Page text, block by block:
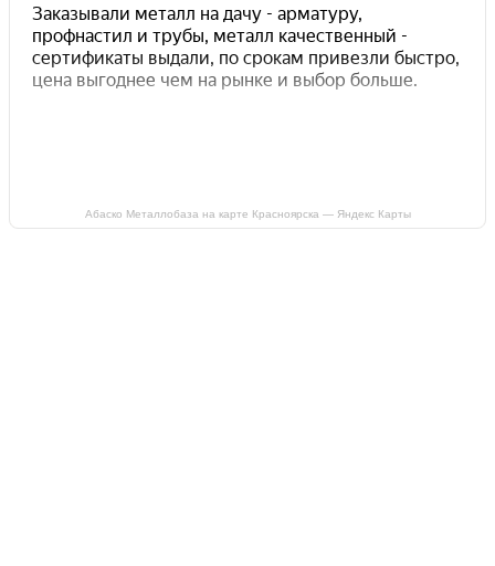
Абаско Металлобаза на карте Красноярска — Яндекс Карты